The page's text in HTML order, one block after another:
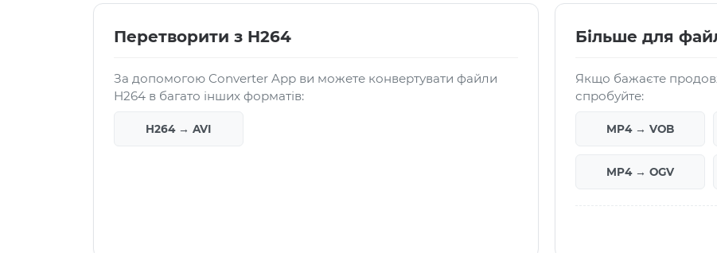
Перетворити з H264
За допомогою Converter App ви можете конвертувати файли
H264 в багато інших форматів:
H264 → AVI
Більше для
Якщо бажаєте
спробуйте:
MP4 → VOB
MP4 → OGV